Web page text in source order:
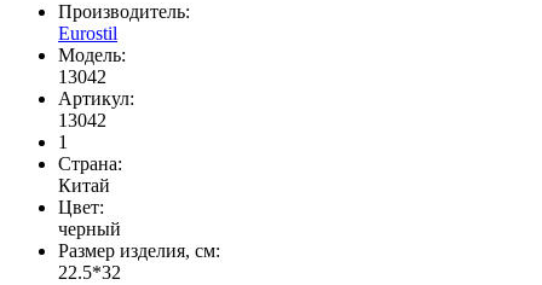
Производитель:
Eurostil
Модель:
13042
Артикул:
13042
1
Страна:
Китай
Цвет:
черный
Размер изделия, см:
22.5*32